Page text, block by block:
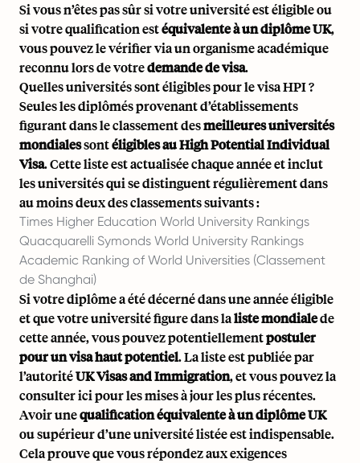
Si vous n’êtes pas sûr si votre université est éligible ou
si votre qualification estéquivalente à un diplôme UK,
vous pouvez le vérifier via un organisme académique
reconnu lors de votredemande de visa.
Quelles universités sont éligibles pour le visa HPI ?
Seules les diplômés provenant d’établissements
figurant dans le classement desmeilleures universités
mondialessontéligibles au High Potential Individual
Visa. Cette liste est actualisée chaque année et inclut
les universités qui se distinguent régulièrement dans
au moins deux des classements suivants :
Times Higher Education World University Rankings
Quacquarelli Symonds World University Rankings
Academic Ranking of World Universities (Classement
de Shanghai)
Si votre diplôme a été décerné dans une année éligible
et que votre université figure dans laliste mondialede
cette année, vous pouvez potentiellementpostuler
pour un visa haut potentiel. La liste est publiée par
l’autoritéUK Visas and Immigration, et vous pouvezla
consulter icipour les mises à jour les plus récentes.
Avoir unequalification équivalente à un diplôme UK
ou supérieur d’une université listée est indispensable.
Cela prouve que vous répondez aux exigences